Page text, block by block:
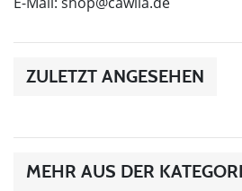
ZULETZT ANGESEHEN
MEHR AUS DER